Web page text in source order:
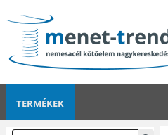
TERMÉKEK